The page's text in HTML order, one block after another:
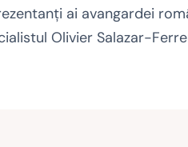
ai avangardei
Olivier Salazar-